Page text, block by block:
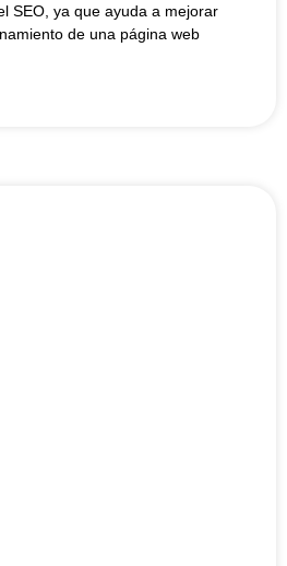
SEO, ya que ayuda a mejorar
de una página web